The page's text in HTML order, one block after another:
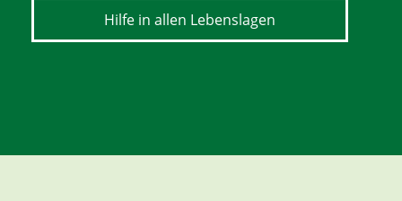
Hilfe in allen Lebenslagen